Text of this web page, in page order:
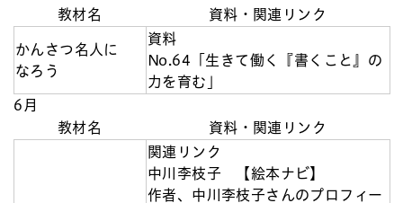
教材名
資料・関連リンク
かんさつ名人に
なろう
資料
No.64「生きて働く『書くこと』の
力を育む」
6月
教材名
資料・関連リンク
関連リンク
中川李枝子 【絵本ナビ】
作者、中川李枝子さんのプロフィー